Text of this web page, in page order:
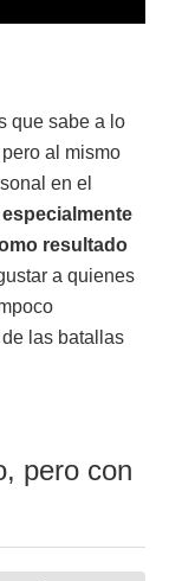
que sabe a lo
al mismo
en el
resultado
a quienes
las batallas
pero con